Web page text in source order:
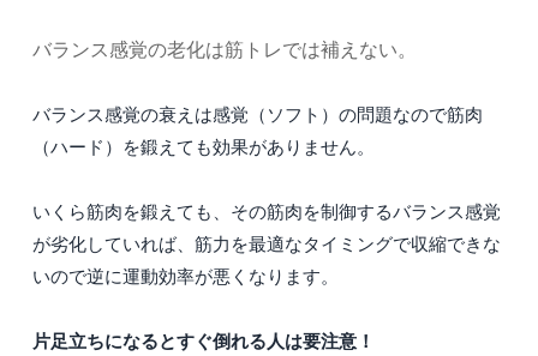
バランス感覚の老化は筋トレでは補えない。
バランス感覚の衰えは感覚（ソフト）の問題なので筋肉
（ハード）を鍛えても効果がありません。
いくら筋肉を鍛えても、その筋肉を制御するバランス感覚
が劣化していれば、筋力を最適なタイミングで収縮できな
いので逆に運動効率が悪くなります。
片足立ちになるとすぐ倒れる人は要注意！